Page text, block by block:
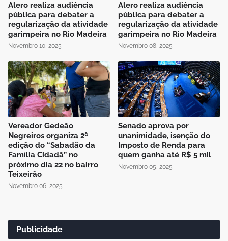
Alero realiza audiência
pública para debater a
regularização da atividade
garimpeira no Rio Madeira
Novembro 10, 2025
Alero realiza audiência
pública para debater a
regularização da atividade
garimpeira no Rio Madeira
Novembro 08, 2025
Vereador Gedeão
Negreiros organiza 2ª
edição do “Sabadão da
Família Cidadã” no
próximo dia 22 no bairro
Teixeirão
Novembro 06, 2025
Senado aprova por
unanimidade, isenção do
Imposto de Renda para
quem ganha até R$ 5 mil
Novembro 05, 2025
Publicidade